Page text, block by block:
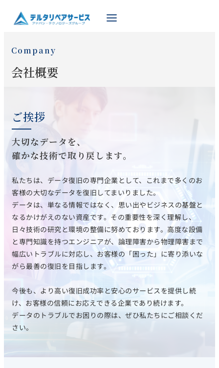
Company
会社概要
ご挨拶
大切なデータを、
確かな技術で取り戻します。
私たちは、データ復旧の専門企業として、これまで多くのお
客様の大切なデータを復旧してまいりました。
データは、単なる情報ではなく、思い出やビジネスの基盤と
なるかけがえのない資産です。その重要性を深く理解し、
日々技術の研究と環境の整備に努めております。高度な設備
と専門知識を持つエンジニアが、論理障害から物理障害まで
幅広いトラブルに対応し、お客様の「困った」に寄り添いな
がら最善の復旧を目指します。
今後も、より高い復旧成功率と安心のサービスを提供し続
け、お客様の信頼にお応えできる企業であり続けます。
データのトラブルでお困りの際は、ぜひ私たちにご相談くだ
さい。